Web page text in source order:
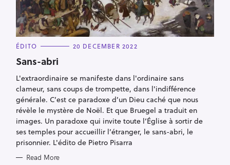
C
T
E
O
I
E
S
ÉDITO 20 DECEMBER 2022
Sans-abri
L'extraordinaire se manifeste dans l'ordinaire sans
clameur, sans coups de trompette, dans l'indifférence
générale. C’est ce paradoxe d’un Dieu caché que nous
révèle le mystère de Noël. Et que Bruegel a traduit en
images. Un paradoxe qui invite toute l’Église à sortir de
ses temples pour accueillir l’étranger, le sans-abri, le
prisonnier. L'édito de Pietro Pisarra
Read More